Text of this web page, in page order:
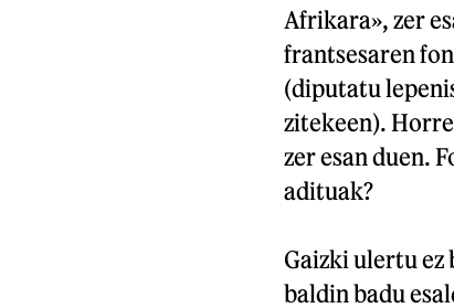
Afrikara», zer
frantsesaren
(diputatu
zitekeen).
zer esan duen.
adituak?
Gaizki ulertu
baldin badu